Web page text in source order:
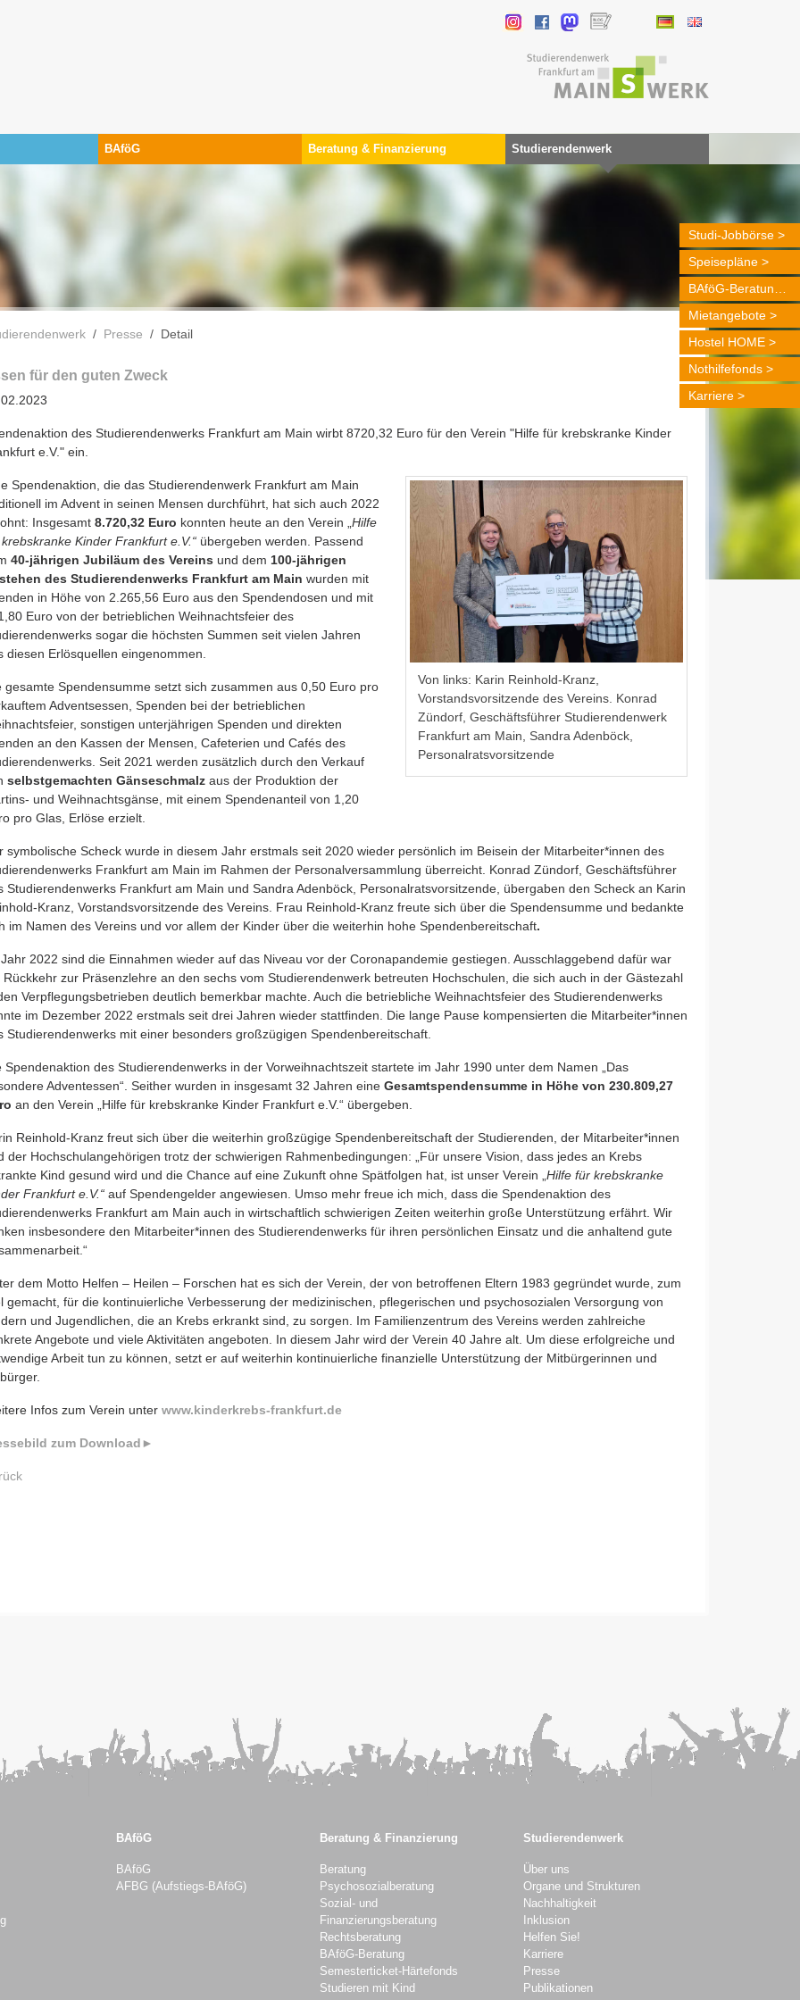
BAföG Beratung & Finanzierung Studierendenwerk
Studi-Jobbörse
Speisepläne
Mietangebote
Hostel HOME
Nothilfefonds
Karriere
Presse Detail
für den guten Zweck
des Studierendenwerks Frankfurt am Main wirbt 8720,32 Euro für den Verein "Hilfe für krebskranke Kinder
e.V." ein.
Von links: Karin Reinhold-Kranz,
Vorstandsvorsitzende des Vereins. Konrad
Zündorf, Geschäftsführer Studierendenwerk
Frankfurt am Main, Sandra Adenböck,
Personalratsvorsitzende
Spendenaktion, die das Studierendenwerk Frankfurt am Main
im Advent in seinen Mensen durchführt, hat sich auch 2022
Insgesamt 8.720,32 Euro konnten heute an den Verein „ Hilfe
Kinder Frankfurt e.V.“ übergeben werden. Passend
40-jährigen Jubiläum des Vereins und dem 100-jährigen
des Studierendenwerks Frankfurt am Main wurden mit
in Höhe von 2.265,56 Euro aus den Spendendosen und mit
Euro von der betrieblichen Weihnachtsfeier des
sogar die höchsten Summen seit vielen Jahren
diesen Erlösquellen eingenommen.
gesamte Spendensumme setzt sich zusammen aus 0,50 Euro pro
Adventsessen, Spenden bei der betrieblichen
sonstigen unterjährigen Spenden und direkten
an den Kassen der Mensen, Cafeterien und Cafés des
Seit 2021 werden zusätzlich durch den Verkauf
selbstgemachten Gänseschmalz aus der Produktion der
und Weihnachtsgänse, mit einem Spendenanteil von 1,20
pro Glas, Erlöse erzielt.
symbolische Scheck wurde in diesem Jahr erstmals seit 2020 wieder persönlich im Beisein der Mitarbeiter*innen des
Frankfurt am Main im Rahmen der Personalversammlung überreicht. Konrad Zündorf, Geschäftsführer
Studierendenwerks Frankfurt am Main und Sandra Adenböck, Personalratsvorsitzende, übergaben den Scheck an Karin
Kranz, Vorstandsvorsitzende des Vereins. Frau Reinhold-Kranz freute sich über die Spendensumme und bedankte
im Namen des Vereins und vor allem der Kinder über die weiterhin hohe Spendenbereitschaft.
2022 sind die Einnahmen wieder auf das Niveau vor der Coronapandemie gestiegen. Ausschlaggebend dafür war
Rückkehr zur Präsenzlehre an den sechs vom Studierendenwerk betreuten Hochschulen, die sich auch in der Gästezahl
Verpflegungsbetrieben deutlich bemerkbar machte. Auch die betriebliche Weihnachtsfeier des Studierendenwerks
im Dezember 2022 erstmals seit drei Jahren wieder stattfinden. Die lange Pause kompensierten die Mitarbeiter*innen
Studierendenwerks mit einer besonders großzügigen Spendenbereitschaft.
Spendenaktion des Studierendenwerks in der Vorweihnachtszeit startete im Jahr 1990 unter dem Namen „Das
Adventessen“. Seither wurden in insgesamt 32 Jahren eine Gesamtspendensumme in Höhe von 230.809,27
an den Verein „Hilfe für krebskranke Kinder Frankfurt e.V.“ übergeben.
Reinhold-Kranz freut sich über die weiterhin großzügige Spendenbereitschaft der Studierenden, der Mitarbeiter*innen
der Hochschulangehörigen trotz der schwierigen Rahmenbedingungen: „Für unsere Vision, dass jedes an Krebs
Kind gesund wird und die Chance auf eine Zukunft ohne Spätfolgen hat, ist unser Verein „ Hilfe für krebskranke
Frankfurt e.V.“ auf Spendengelder angewiesen. Umso mehr freue ich mich, dass die Spendenaktion des
Frankfurt am Main auch in wirtschaftlich schwierigen Zeiten weiterhin große Unterstützung erfährt. Wir
insbesondere den Mitarbeiter*innen des Studierendenwerks für ihren persönlichen Einsatz und die anhaltend gute
dem Motto Helfen – Heilen – Forschen hat es sich der Verein, der von betroffenen Eltern 1983 gegründet wurde, zum
gemacht, für die kontinuierliche Verbesserung der medizinischen, pflegerischen und psychosozialen Versorgung von
und Jugendlichen, die an Krebs erkrankt sind, zu sorgen. Im Familienzentrum des Vereins werden zahlreiche
Angebote und viele Aktivitäten angeboten. In diesem Jahr wird der Verein 40 Jahre alt. Um diese erfolgreiche und
Arbeit tun zu können, setzt er auf weiterhin kontinuierliche finanzielle Unterstützung der Mitbürgerinnen und
Infos zum Verein unter www.kinderkrebs-frankfurt.de
zum Download►
BAföG
BAföG
AFBG (Aufstiegs-BAföG)
Beratung & Finanzierung
Beratung
Psychosozialberatung
Sozial- und
Finanzierungsberatung
Rechtsberatung
BAföG-Beratung
Semesterticket-Härtefonds
Studieren mit Kind
Studierendenwerk
Über uns
Organe und Strukturen
Nachhaltigkeit
Inklusion
Helfen Sie!
Karriere
Presse
Publikationen